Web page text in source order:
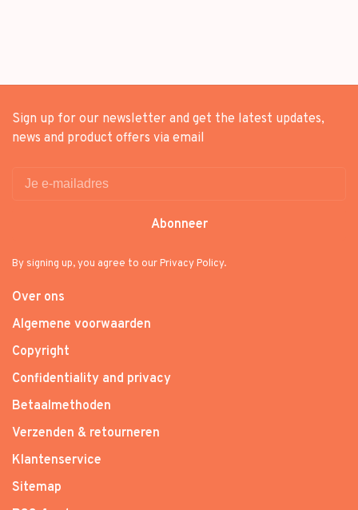
Sign up for our newsletter and get the latest updates,
news and product offers via email
Abonneer
By signing up, you agree to our Privacy Policy.
Over ons
Algemene voorwaarden
Copyright
Confidentiality and privacy
Betaalmethoden
Verzenden & retourneren
Klantenservice
Sitemap